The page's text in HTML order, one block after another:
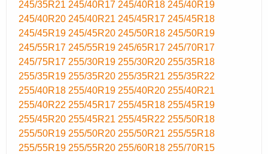
245/35R21 245/40R17 245/40R18 245/40R19
245/40R20 245/40R21 245/45R17 245/45R18
245/45R19 245/45R20 245/50R18 245/50R19
245/55R17 245/55R19 245/65R17 245/70R17
245/75R17 255/30R19 255/30R20 255/35R18
255/35R19 255/35R20 255/35R21 255/35R22
255/40R18 255/40R19 255/40R20 255/40R21
255/40R22 255/45R17 255/45R18 255/45R19
255/45R20 255/45R21 255/45R22 255/50R18
255/50R19 255/50R20 255/50R21 255/55R18
255/55R19 255/55R20 255/60R18 255/70R15